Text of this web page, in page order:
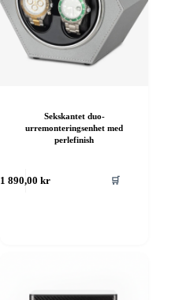
Sekskantet duo-
urremonteringsenhet med
perlefinish
1 890,00kr 🛒